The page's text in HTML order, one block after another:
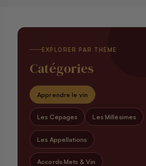
EXPLORER PAR THÈME
Catégories
Apprendre le vin
Les Cépages Les Millésimes
Les Appellations
Accords Mets & Vin